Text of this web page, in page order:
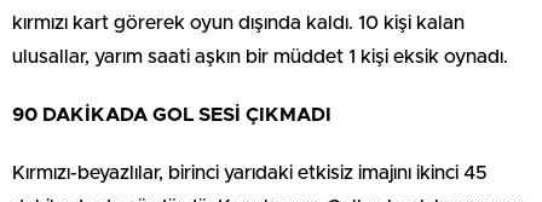
kırmızı kart görerek oyun dışında kaldı. 10 kişi kalan
ulusallar, yarım saati aşkın bir müddet 1 kişi eksik oynadı.
90 DAKİKADA GOL SESİ ÇIKMADI
Kırmızı-beyazlılar, birinci yarıdaki etkisiz imajını ikinci 45